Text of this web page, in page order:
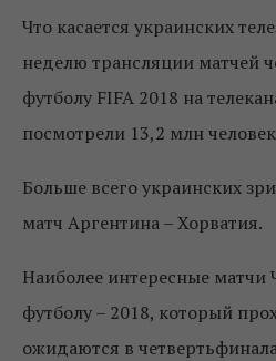
Что касается украинских
неделю трансляции матчей
футболу FIFA 2018 на
посмотрели 13,2 млн
Больше всего украинских
матч Аргентина – Хорватия.
Наиболее интересные
футболу – 2018, который
ожидаются в